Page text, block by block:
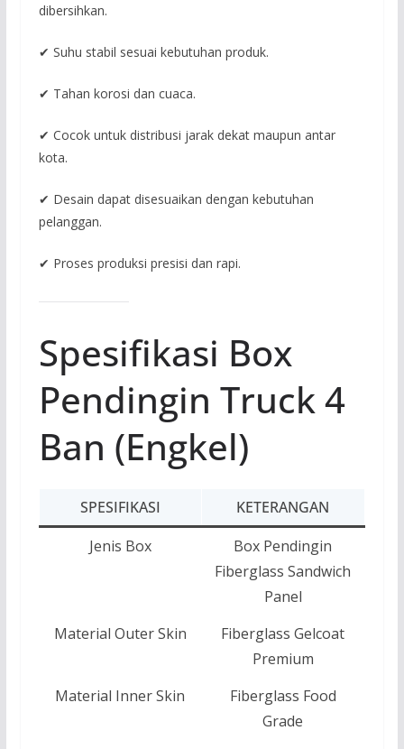
dibersihkan.
✔ Suhu stabil sesuai kebutuhan produk.
✔ Tahan korosi dan cuaca.
✔ Cocok untuk distribusi jarak dekat maupun antar
kota.
✔ Desain dapat disesuaikan dengan kebutuhan
pelanggan.
✔ Proses produksi presisi dan rapi.
Spesifikasi Box
Pendingin Truck 4
Ban (Engkel)
SPESIFIKASI
KETERANGAN
Jenis Box
Box Pendingin
Fiberglass Sandwich
Panel
Material Outer Skin
Fiberglass Gelcoat
Premium
Material Inner Skin
Fiberglass Food
Grade